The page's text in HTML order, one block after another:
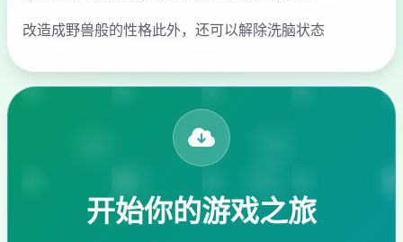
改造成野兽般的性格此外，还可以解除洗脑状态
开始你的游戏之旅